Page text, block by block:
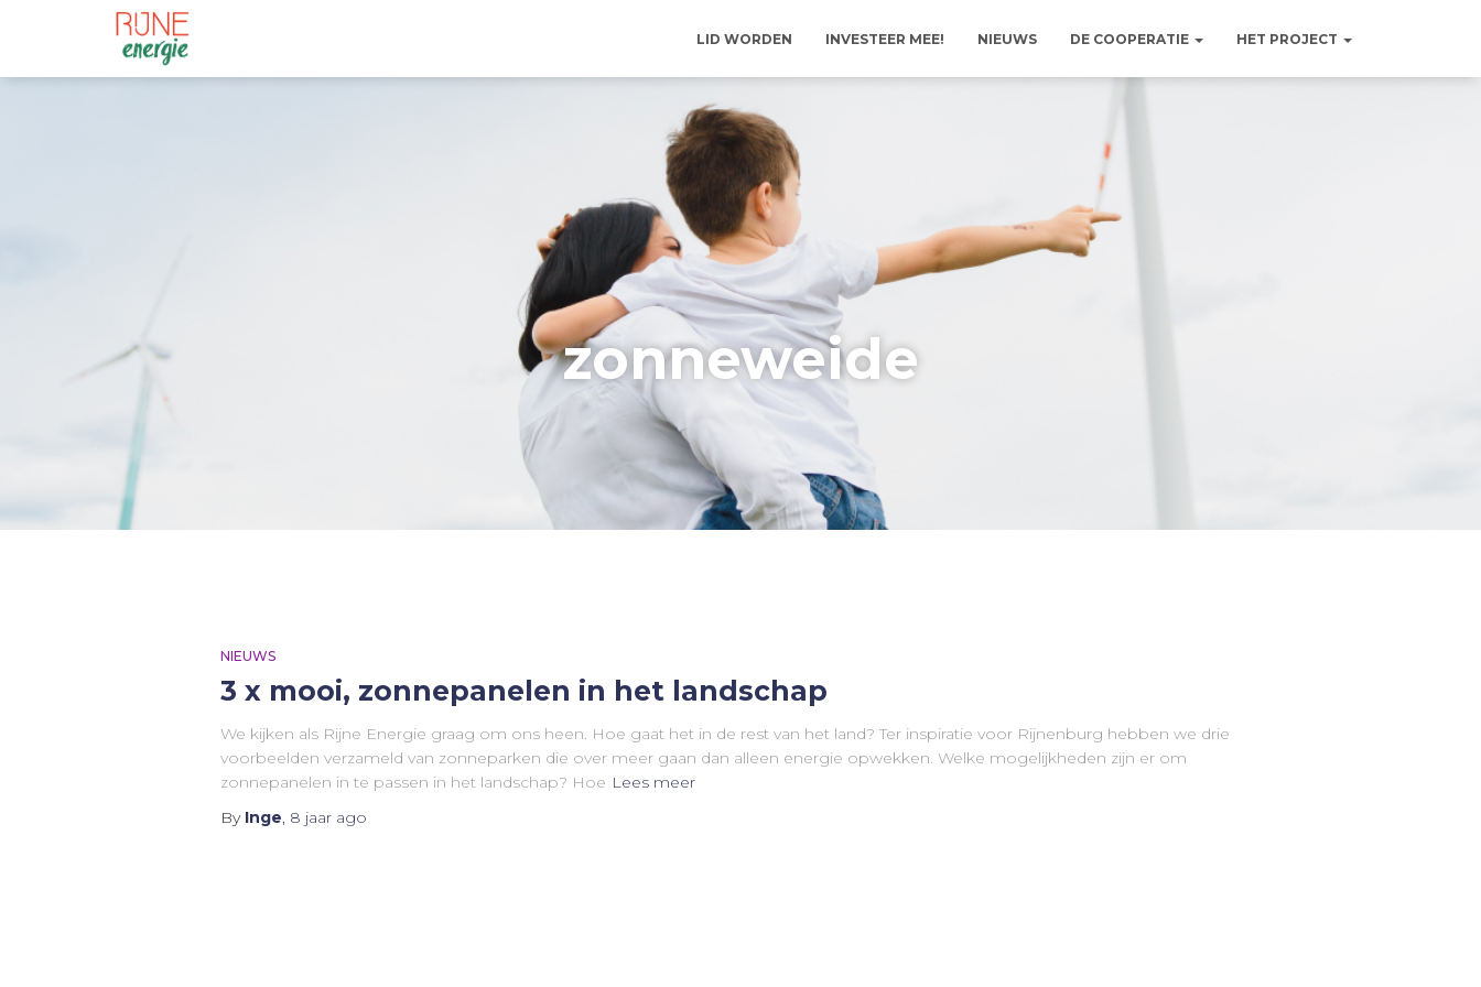
LID WORDEN INVESTEER MEE! NIEUWS DE COOPERATIE HET PROJECT
zonneweide
NIEUWS
3 x mooi, zonnepanelen in het landschap
We kijken als Rijne Energie graag om ons heen. Hoe gaat het in de rest van het land? Ter inspiratie voor Rijnenburg hebben we drie
voorbeelden verzameld van zonneparken die over meer gaan dan alleen energie opwekken. Welke mogelijkheden zijn er om
zonnepanelen in te passen in het landschap? Hoe Lees meer
By Inge, 8 jaarago